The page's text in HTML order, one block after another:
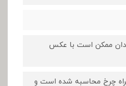
ممکن است با عکس
چرخ محاسبه شده است و